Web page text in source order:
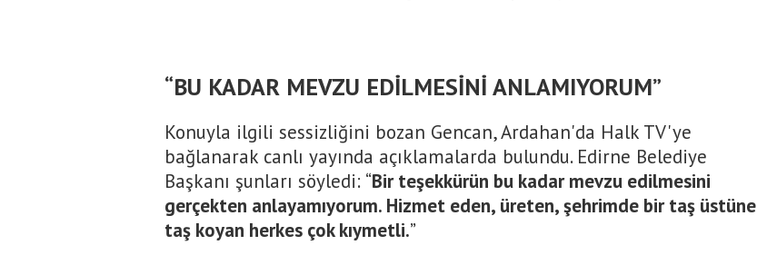
“BU KADAR MEVZU EDİLMESİNİ ANLAMIYORUM”
Konuyla ilgili sessizliğini bozan Gencan, Ardahan'da Halk TV'ye
bağlanarak canlı yayında açıklamalarda bulundu. Edirne Belediye
Başkanı şunları söyledi: “Bir teşekkürün bu kadar mevzu edilmesini
gerçekten anlayamıyorum. Hizmet eden, üreten, şehrimde bir taş üstüne
taş koyan herkes çok kıymetli.”